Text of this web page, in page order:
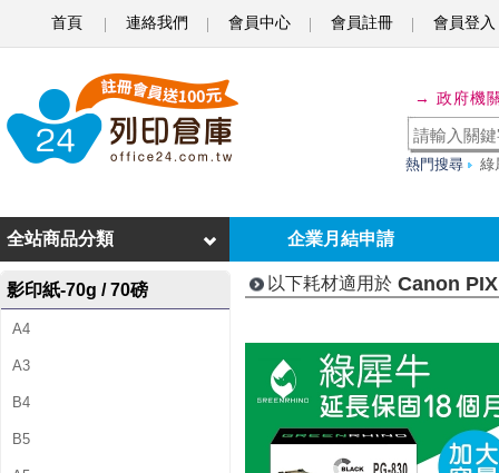
首頁 連絡我們 會員中心 會員註冊 會員登入
n
n
P
I
X
M
→ 政府機
熱門搜尋 綠
企業月結申請
全站商品分類
影印紙-70g / 70磅
A4
A3
B4
B5
以下耗材適用於 Canon